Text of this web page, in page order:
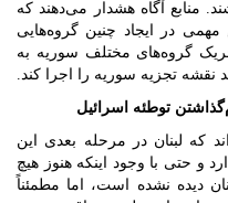
منابع آگاه هشدار می‌دهند که
در ایجاد چنین گروه‌هایی
گروه‌های مختلف سوریه به
نقشه تجزیه سوریه را اجرا کند.
توطئه اسرائیل
که لبنان در مرحله بعدی این
و حتی با وجود اینکه هنوز هیچ
دیده نشده است، اما مطمئناً